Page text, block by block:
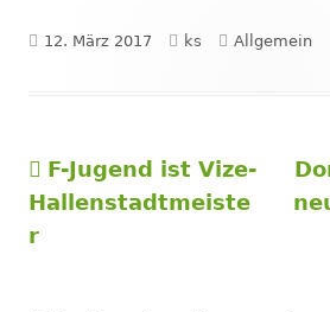
Veröffentlicht
12. März 2017 Autor
ks Kategorien
Allgemein
Beitragsnavigation
Vorheriger
Beitrag:
F-Jugend ist Vize-
Hallenstadtmeiste
r